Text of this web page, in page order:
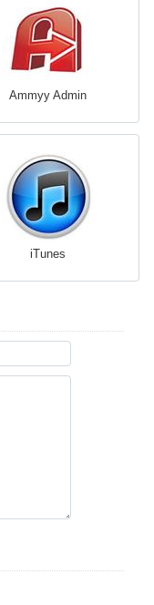
Ammyy Admin
iTunes